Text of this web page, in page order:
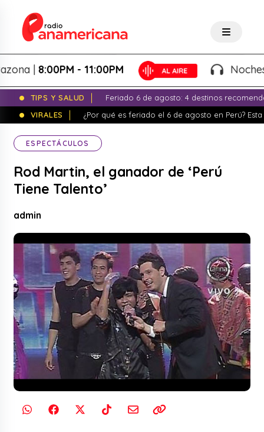
|8:00PM - 11:00PM Noches
TIPS Y SALUD
Feriado 6 de agosto: 4 destinos
VIRALES
¿Por qué es feriado el 6 de agosto en Perú?
ESPECTÁCULOS
Rod Martin, el ganador de ‘Perú
Tiene Talento’
admin